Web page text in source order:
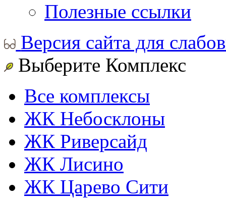
Полезные ссылки
Версия сайта для
Выберите Комплекс
Все комплексы
ЖК Небосклоны
ЖК Риверсайд
ЖК Лисино
ЖК Царево Сити